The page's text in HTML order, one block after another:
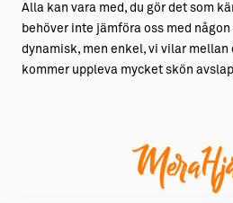
Alla kan vara med, du gör det som
behöver inte jämföra oss med
dynamisk, men enkel, vi vilar mellan
kommer uppleva mycket skön